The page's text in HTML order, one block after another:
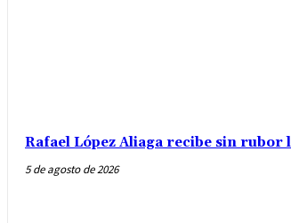
Rafael López Aliaga recibe sin rubor
5 de agosto de 2026